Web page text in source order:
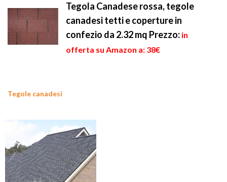
Tegola Canadese rossa, tegole
canadesi tetti e coperture in
confezio da 2.32 mq Prezzo: in
offerta su Amazon a: 38€
Tegole canadesi